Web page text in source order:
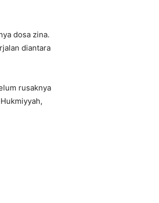
dosa zina.
diantara
rusaknya